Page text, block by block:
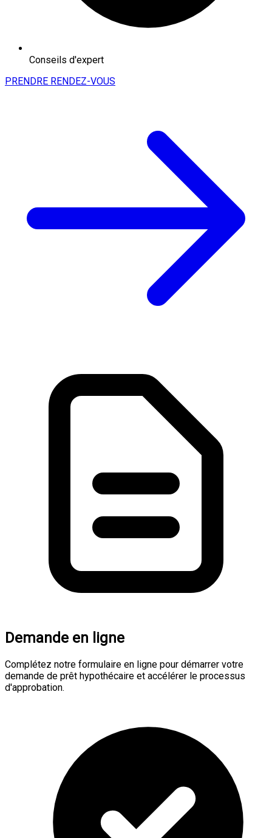
Conseils d'expert
PRENDRE RENDEZ-VOUS
Demande en ligne
Complétez notre formulaire en ligne pour démarrer votre
demande de prêt hypothécaire et accélérer le processus
d'approbation.